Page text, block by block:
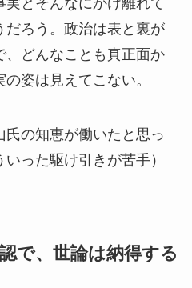
だろう。政治は表と裏が
、どんなことも真正面か
姿は見えてこない。
の知恵が働いたと思っ
った駆け引きが苦手）
で、世論は納得する